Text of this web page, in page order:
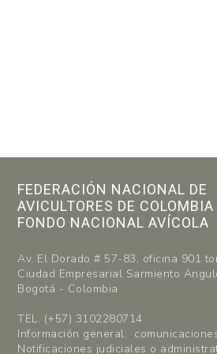
FEDERACIÓN NACIONAL DE
AVICULTORES DE COLOMBIA
FONDO NACIONAL AVÍCOLA
Av. El Dorado # 57-83, oficina 901
Ciudad Empresarial Sarmiento
Bogotá - Colombia
TEL. (+57) 3102280714
Información general:
Notificaciones judiciales o